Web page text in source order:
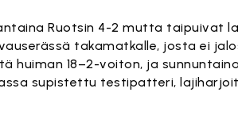
Ruotsin 4-2 mutta taipuivat
takamatkalle, josta ei
huiman 18–2-voiton, ja
supistettu testipatteri,